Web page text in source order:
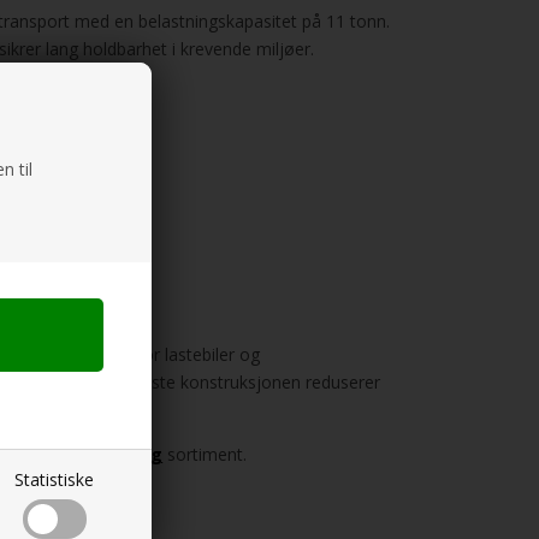
til
Statistiske
med en belastningskapasitet på 11 tonn.
lang holdbarhet i krevende miljøer.
velegnet for lastebiler og
losning. Den robuste konstruksjonen reduserer
regulering sortiment.